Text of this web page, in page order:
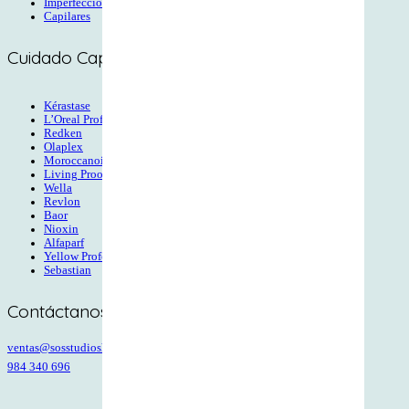
Imperfecciones
Capilares
Cuidado Capilar
Kérastase
L’Oreal Profesional
Redken
Olaplex
Moroccanoil
Living Proof
Wella
Revlon
Baor
Nioxin
Alfaparf
Yellow Professional
Sebastian
Contáctanos
ventas@sosstudioshop.pe
984 340 696